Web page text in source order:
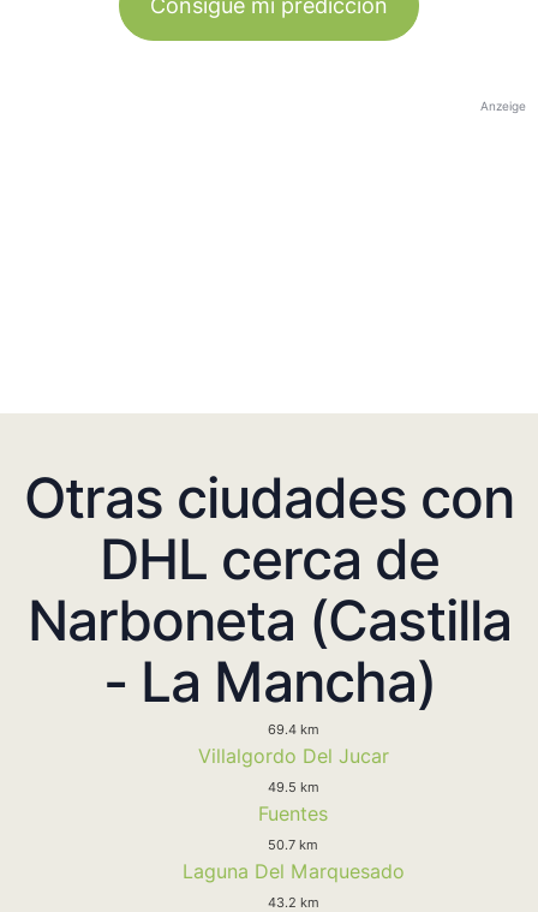
Consigue mi predicción
Anzeige
Otras ciudades con
DHL cerca de
Narboneta (Castilla
- La Mancha)
69.4 km
Villalgordo Del Jucar
49.5 km
Fuentes
50.7 km
Laguna Del Marquesado
43.2 km